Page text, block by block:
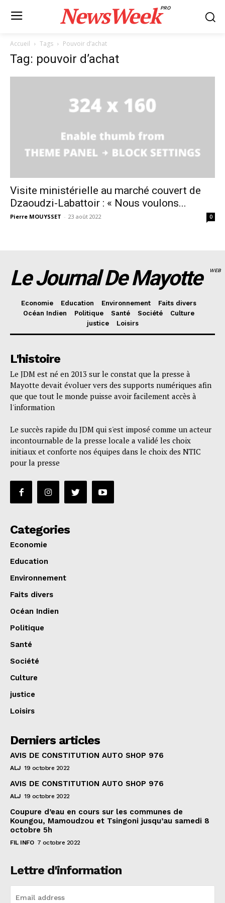
NewsWeekPRO
Accueil Tags Pouvoir d’achat
Tag: pouvoir d’achat
Visite ministérielle au marché couvert de
Dzaoudzi-Labattoir : « Nous voulons...
Pierre MOUYSSET - 23 août 2022 0
Le Journal De Mayotte WEB
Economie Education Environnement
Faits divers
Océan Indien
Politique Santé Société
Culture
justice
Loisirs
L'histoire
Le JDM est né en 2013 sur le constat que la presse à
Mayotte devait évoluer vers des supports numériques afin
que que tout le monde puisse avoir facilement accès à
l'information
Le succès rapide du JDM qui s'est imposé comme un acteur
incontournable de la presse locale a validé les choix
initiaux et conforte nos équipes dans le choix des NTIC
pour la presse
Categories
Economie
Education
Environnement
Faits divers
Océan Indien
Politique
Santé
Société
Culture
justice
Loisirs
Derniers articles
AVIS DE CONSTITUTION AUTO SHOP 976
ALJ 19 octobre 2022
AVIS DE CONSTITUTION AUTO SHOP 976
ALJ 19 octobre 2022
Coupure d’eau en cours sur les communes de
Koungou, Mamoudzou et Tsingoni jusqu’au samedi 8
octobre 5h
FIL INFO 7 octobre 2022
Lettre d'information